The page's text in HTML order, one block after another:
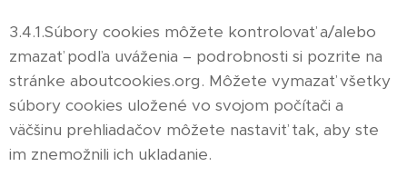
3.4.1.Súbory cookies môžete kontrolovať a/alebo
zmazať podľa uváženia – podrobnosti si pozrite na
stránke aboutcookies.org. Môžete vymazať všetky
súbory cookies uložené vo svojom počítači a
väčšinu prehliadačov môžete nastaviť tak, aby ste
im znemožnili ich ukladanie.